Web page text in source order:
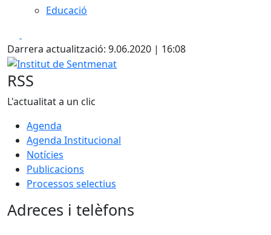
Educació
Darrera actualització: 9.06.2020 | 16:08
Institut de Sentmenat
RSS
L'actualitat a un clic
Agenda
Agenda Institucional
Notícies
Publicacions
Processos selectius
Adreces i telèfons